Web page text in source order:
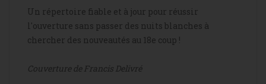
Un répertoire fiable et à jour pour réussir
l'ouverture sans passer des nuits blanches à
chercher des nouveautés au 18e coup !
Couverture de Francis Delivré